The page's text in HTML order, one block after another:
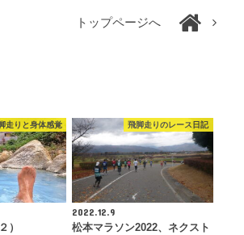
トップページへ
走りと身体感覚
）
飛脚走りのレース日記
2022.12.9
松本マラソン2022、ネクスト